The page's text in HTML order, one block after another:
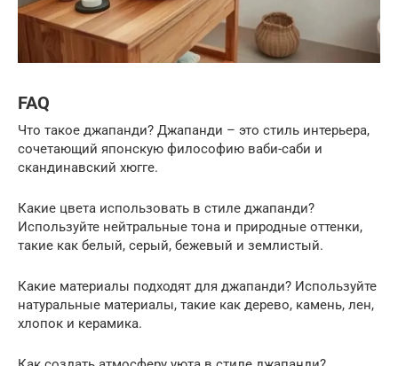
FAQ
Что такое джапанди? Джапанди – это стиль интерьера,
сочетающий японскую философию ваби-саби и
скандинавский хюгге.
Какие цвета использовать в стиле джапанди?
Используйте нейтральные тона и природные оттенки,
такие как белый, серый, бежевый и землистый.
Какие материалы подходят для джапанди? Используйте
натуральные материалы, такие как дерево, камень, лен,
хлопок и керамика.